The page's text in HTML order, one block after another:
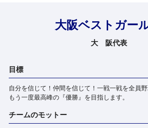
大阪ベストガー
大 阪代表
目標
自分を信じて！仲間を信じて！一戦一戦を全員野
もう一度最高峰の『優勝』を目指します。
チームのモットー